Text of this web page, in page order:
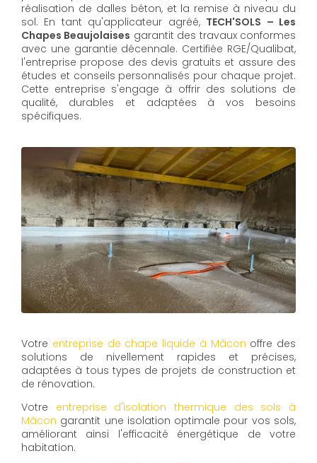
réalisation de dalles béton, et la remise à niveau du
sol. En tant qu'applicateur agréé, TECH'SOLS – Les
Chapes Beaujolaises garantit des travaux conformes
avec une garantie décennale. Certifiée RGE/Qualibat,
l'entreprise propose des devis gratuits et assure des
études et conseils personnalisés pour chaque projet.
Cette entreprise s'engage à offrir des solutions de
qualité, durables et adaptées à vos besoins
spécifiques.
Votre entreprise de chape liquide à Mâcon offre des
solutions de nivellement rapides et précises,
adaptées à tous types de projets de construction et
de rénovation.
Votre entreprise d'isolation thermique des sols à
Mâcon garantit une isolation optimale pour vos sols,
améliorant ainsi l'efficacité énergétique de votre
habitation.